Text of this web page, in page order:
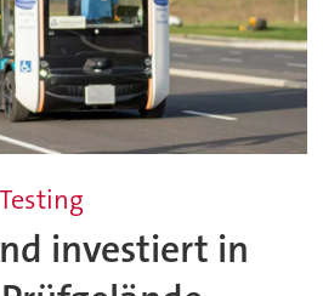
investiert in